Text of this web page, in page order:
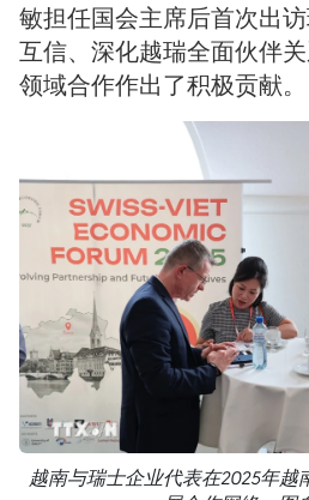
敏担任国会主席后首次出
互信、深化越瑞全面伙伴
领域合作作出了积极贡献。
越南与瑞士企业代表在2025年越